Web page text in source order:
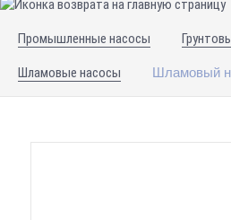
Промышленные насосы
Шламовые насосы Шламовый